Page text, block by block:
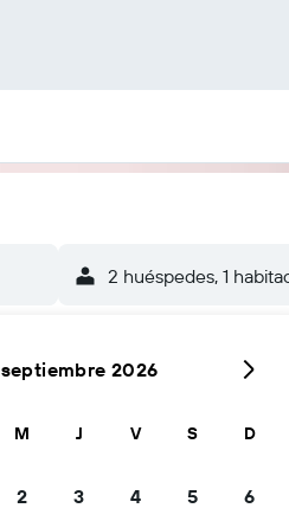
2 huéspedes, 1
septiembre 2026
M J V S D
2 3 4 5 6